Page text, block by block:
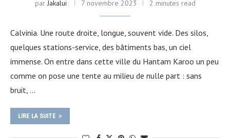
par Jakalui 7 novembre 2023 2 minutes read
Calvinia. Une route droite, longue, souvent vide. Des silos,
quelques stations-service, des bâtiments bas, un ciel
immense. On entre dans cette ville du Hantam Karoo un peu
comme on pose une tente au milieu de nulle part : sans
bruit, …
LIRE LA SUITE